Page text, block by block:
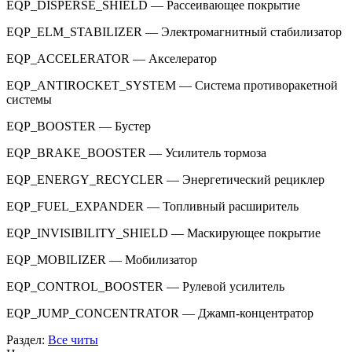
EQP_DISPERSE_SHIELD — Рассеивающее покрытие
EQP_ELM_STABILIZER — Электромагнитный стабилизатор
EQP_ACCELERATOR — Акселератор
EQP_ANTIROCKET_SYSTEM — Система противоракетной
системы
EQP_BOOSTER — Бустер
EQP_BRAKE_BOOSTER — Усилитель тормоза
EQP_ENERGY_RECYCLER — Энергетический рециклер
EQP_FUEL_EXPANDER — Топливный расширитель
EQP_INVISIBILITY_SHIELD — Маскирующее покрытие
EQP_MOBILIZER — Мобилизатор
EQP_CONTROL_BOOSTER — Рулевой усилитель
EQP_JUMP_CONCENTRATOR — Джамп-концентратор
Раздел: Все читы